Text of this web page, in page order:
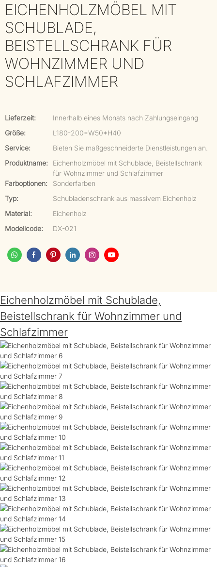
EICHENHOLZMÖBEL MIT
SCHUBLADE,
BEISTELLSCHRANK FÜR
WOHNZIMMER UND
SCHLAFZIMMER
Lieferzeit:
Innerhalb eines Monats nach Zahlungseingang
Größe:
L180-200*W50*H40
Service:
Bieten Sie maßgeschneiderte Dienstleistungen an.
Produktname:
Eichenholzmöbel mit Schublade, Beistellschrank
für Wohnzimmer und Schlafzimmer
Farboptionen:
Sonderfarben
Typ:
Schubladenschrank aus massivem Eichenholz
Material:
Eichenholz
Modellcode:
DX-021
Eichenholzmöbel mit Schublade,
Beistellschrank für Wohnzimmer und
Schlafzimmer